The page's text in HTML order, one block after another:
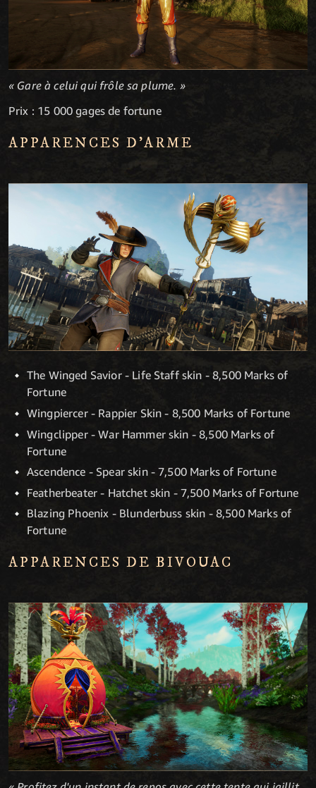
« Gare à celui qui frôle sa plume. »
Prix : 15 000 gages de fortune
APPARENCES D'ARME
The Winged Savior - Life Staff skin - 8,500 Marks of
Fortune
Wingpiercer - Rappier Skin - 8,500 Marks of Fortune
Wingclipper - War Hammer skin - 8,500 Marks of
Fortune
Ascendence - Spear skin - 7,500 Marks of Fortune
Featherbeater - Hatchet skin - 7,500 Marks of Fortune
Blazing Phoenix - Blunderbuss skin - 8,500 Marks of
Fortune
APPARENCES DE BIVOUAC